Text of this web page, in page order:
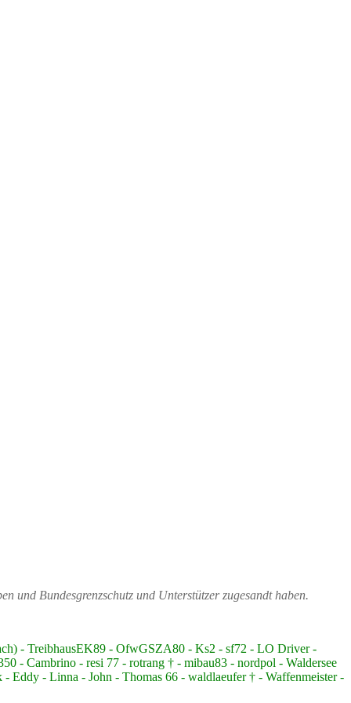
und Bundesgrenzschutz und Unterstützer zugesandt haben.
- TreibhausEK89 - OfwGSZA80 - Ks2 - sf72 - LO Driver -
- Cambrino - resi 77 - rotrang † - mibau83 - nordpol - Waldersee
Eddy - Linna - John - Thomas 66 - waldlaeufer † - Waffenmeister -